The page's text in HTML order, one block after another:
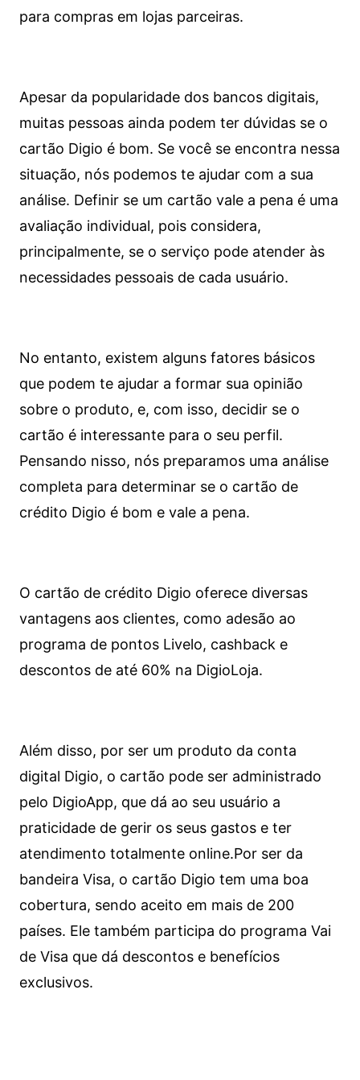
para compras em lojas parceiras.
Apesar da popularidade dos bancos digitais,
muitas pessoas ainda podem ter dúvidas se o
cartão Digio é bom. Se você se encontra nessa
situação, nós podemos te ajudar com a sua
análise. Definir se um cartão vale a pena é uma
avaliação individual, pois considera,
principalmente, se o serviço pode atender às
necessidades pessoais de cada usuário.
No entanto, existem alguns fatores básicos
que podem te ajudar a formar sua opinião
sobre o produto, e, com isso, decidir se o
cartão é interessante para o seu perfil.
Pensando nisso, nós preparamos uma análise
completa para determinar se o cartão de
crédito Digio é bom e vale a pena.
O cartão de crédito Digio oferece diversas
vantagens aos clientes, como adesão ao
programa de pontos Livelo, cashback e
descontos de até 60% na DigioLoja.
Além disso, por ser um produto da conta
digital Digio, o cartão pode ser administrado
pelo DigioApp, que dá ao seu usuário a
praticidade de gerir os seus gastos e ter
atendimento totalmente online.Por ser da
bandeira Visa, o cartão Digio tem uma boa
cobertura, sendo aceito em mais de 200
países. Ele também participa do programa Vai
de Visa que dá descontos e benefícios
exclusivos.